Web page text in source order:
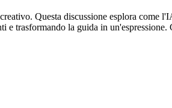
Questa discussione esplora come
trasformando la guida in